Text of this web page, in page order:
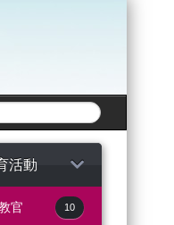
活動
官 10